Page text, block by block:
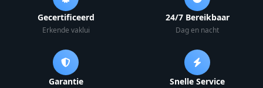
Gecertificeerd
Erkende vaklui
24/7 Bereikbaar
Dag en nacht
Garantie Snelle Service